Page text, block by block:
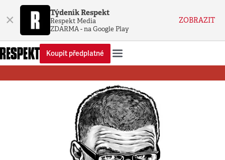
× Týdeník Respekt
Respekt Media
ZDARMA - na Google Play
ZOBRAZIT
Koupit předplatné